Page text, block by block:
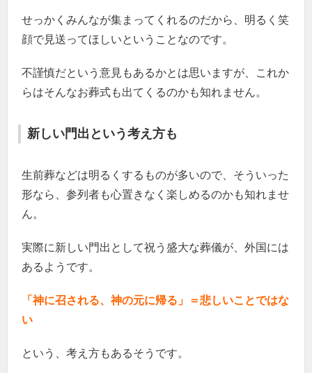
せっかくみんなが集まってくれるのだから、明るく笑
顔で見送ってほしいということなのです。
不謹慎だという意見もあるかとは思いますが、これか
らはそんなお葬式も出てくるのかも知れません。
新しい門出という考え方も
生前葬などは明るくするものが多いので、そういった
形なら、参列者も心置きなく楽しめるのかも知れませ
ん。
実際に新しい門出として祝う盛大な葬儀が、外国には
あるようです。
「神に召される、神の元に帰る」＝悲しいことではな
い
という、考え方もあるそうです。